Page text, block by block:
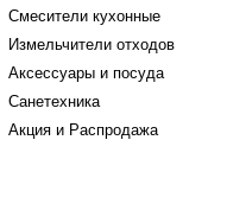
Смесители кухонные
Измельчители отходов
Аксессуары и посуда
Санетехника
Акция и Распродажа